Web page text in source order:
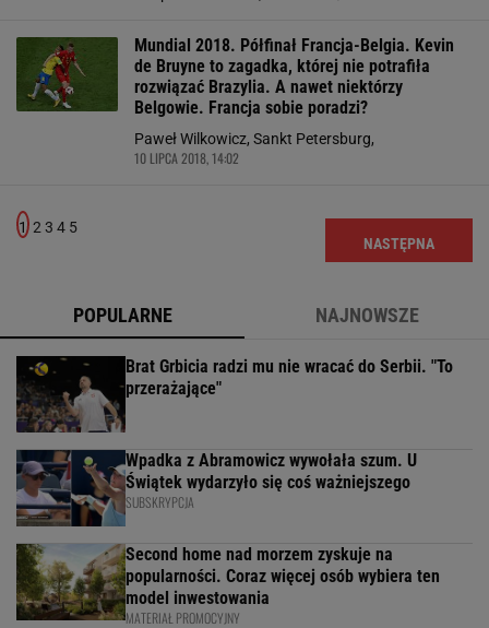
Mundial 2018. Półfinał Francja-Belgia. Kevin
de Bruyne to zagadka, której nie potrafiła
rozwiązać Brazylia. A nawet niektórzy
Belgowie. Francja sobie poradzi?
Paweł Wilkowicz, Sankt Petersburg,
10 LIPCA 2018, 14:02
1 2 3 4 5
NASTĘPNA
POPULARNE NAJNOWSZE
Brat Grbicia radzi mu nie wracać do Serbii. "To
przerażające"
Wpadka z Abramowicz wywołała szum. U
Świątek wydarzyło się coś ważniejszego
SUBSKRYPCJA
Second home nad morzem zyskuje na
popularności. Coraz więcej osób wybiera ten
model inwestowania
MATERIAŁ PROMOCYJNY